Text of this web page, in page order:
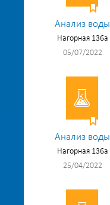
Анализ воды
Нагорная 136а
05/07/2022
Анализ воды
Нагорная 136а
25/04/2022